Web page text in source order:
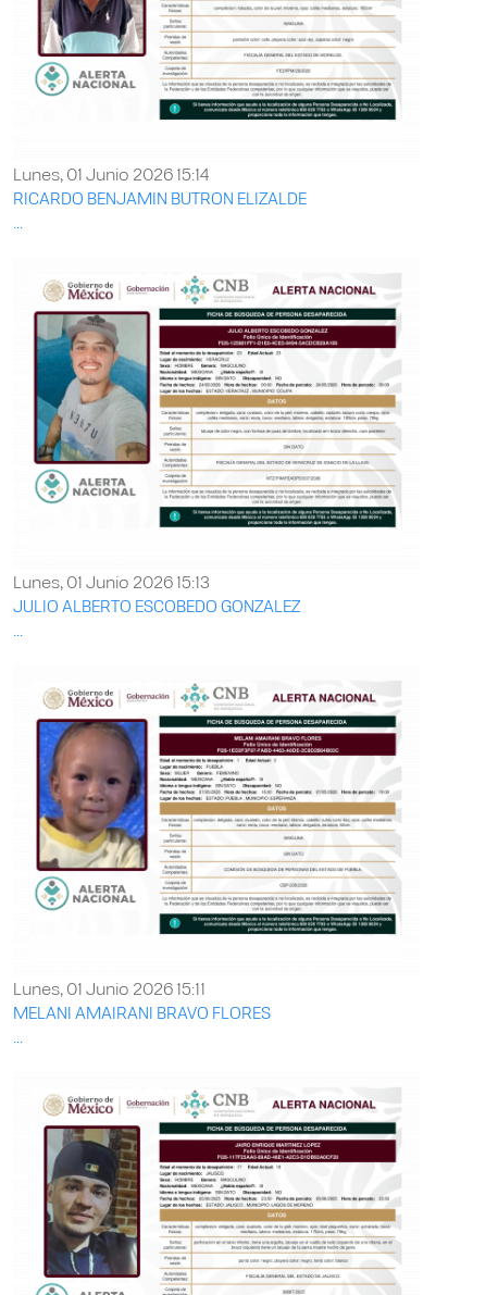
Lunes, 01 Junio 2026 15:14
RICARDO BENJAMIN BUTRON ELIZALDE
...
Lunes, 01 Junio 2026 15:13
JULIO ALBERTO ESCOBEDO GONZALEZ
Lunes, 01 Junio 2026 15:11
MELANI AMAIRANI BRAVO FLORES